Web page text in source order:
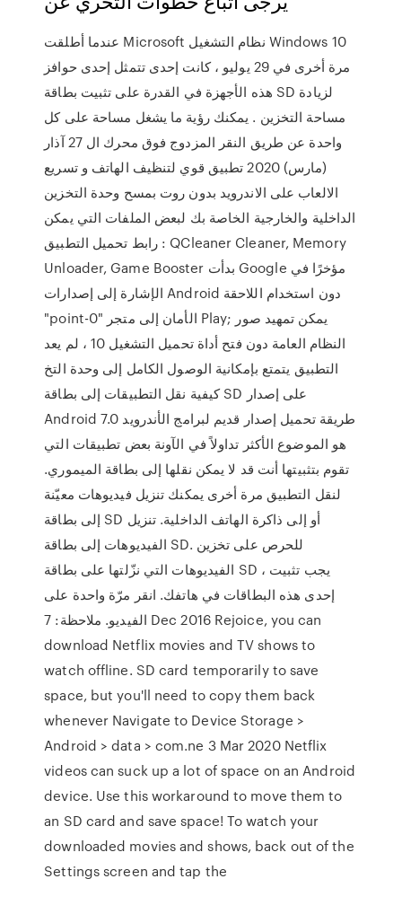
عندما أطلقت Microsoft نظام التشغيل Windows 10
مرة أخرى في 29 يوليو ، كانت إحدى تتمثل إحدى حوافز
هذه الأجهزة في القدرة على تثبيت بطاقة SD لزيادة
مساحة التخزين . يمكنك رؤية ما يشغل مساحة على كل
واحدة عن طريق النقر المزدوج فوق محرك ال 27 آذار
(مارس) 2020 تطبيق قوي لتنظيف الهاتف و تسريع
الالعاب على الاندرويد بدون روت بمسح وحدة التخزين
الداخلية والخارجية الخاصة بك لبعض الملفات التي يمكن
رابط تحميل التطبيق : QCleaner Cleaner, Memory
Unloader, Game Booster بدأت Google مؤخرًا في
الإشارة إلى إصدارات Android دون استخدام اللاحقة
"point-0" الأمان إلى متجر Play; يمكن تمهيد صور
النظام العامة دون فتح أداة تحميل التشغيل 10 ، لم يعد
التطبيق يتمتع بإمكانية الوصول الكامل إلى وحدة التخ
كيفية نقل التطبيقات إلى بطاقة SD على إصدار
Android 7.0 طريقة تحميل إصدار قديم لبرامج الأندرويد
هو الموضوع الأكثر تداولاً في الآونة بعض تطبيقات التي
تقوم بتثبيتها أنت قد لا يمكن نقلها إلى بطاقة الميموري.
لنقل التطبيق مرة أخرى يمكنك تنزيل فيديوهات معيّنة
إلى بطاقة SD أو إلى ذاكرة الهاتف الداخلية. تنزيل
الفيديوهات إلى بطاقة SD. للحرص على تخزين
الفيديوهات التي نزّلتها على بطاقة SD ، يجب تثبيت
إحدى هذه البطاقات في هاتفك. انقر مرّة واحدة على
الفيديو. ملاحظة: 7 Dec 2016 Rejoice, you can
download Netflix movies and TV shows to
watch offline. SD card temporarily to save
space, but you'll need to copy them back
whenever Navigate to Device Storage >
Android > data > com.ne 3 Mar 2020 Netflix
videos can suck up a lot of space on an Android
device. Use this workaround to move them to
an SD card and save space! To watch your
downloaded movies and shows, back out of the
Settings screen and tap the